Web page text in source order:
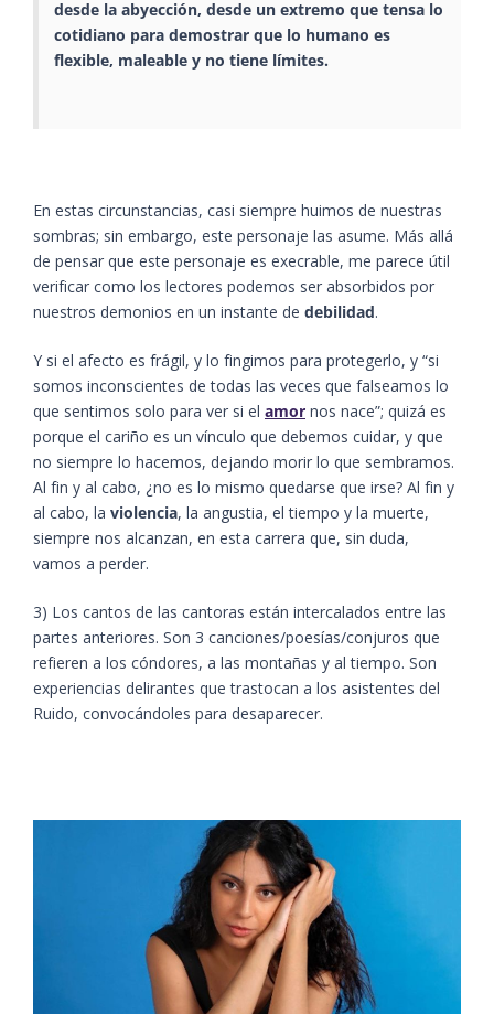
desde la abyección, desde un extremo que tensa lo
cotidiano para demostrar que lo humano es
flexible, maleable y no tiene límites.
En estas circunstancias, casi siempre huimos de nuestras
sombras; sin embargo, este personaje las asume. Más allá
de pensar que este personaje es execrable, me parece útil
verificar como los lectores podemos ser absorbidos por
nuestros demonios en un instante de debilidad.
Y si el afecto es frágil, y lo fingimos para protegerlo, y “si
somos inconscientes de todas las veces que falseamos lo
que sentimos solo para ver si el amor nos nace”; quizá es
porque el cariño es un vínculo que debemos cuidar, y que
no siempre lo hacemos, dejando morir lo que sembramos.
Al fin y al cabo, ¿no es lo mismo quedarse que irse? Al fin y
al cabo, la violencia, la angustia, el tiempo y la muerte,
siempre nos alcanzan, en esta carrera que, sin duda,
vamos a perder.
3) Los cantos de las cantoras están intercalados entre las
partes anteriores. Son 3 canciones/poesías/conjuros que
refieren a los cóndores, a las montañas y al tiempo. Son
experiencias delirantes que trastocan a los asistentes del
Ruido, convocándoles para desaparecer.